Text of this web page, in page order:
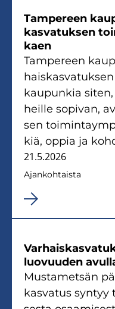
Tam­pe­reen
kas­va­tuk­sen
kaen
Tam­pe­reen
kau­pun­kia
heil­le so­pi­van,
sen
kiä, oppia ja
21.5.2026
Ajan­koh­tais­ta
luo­vuu­den
Mus­ta­met­sän
kas­va­tus